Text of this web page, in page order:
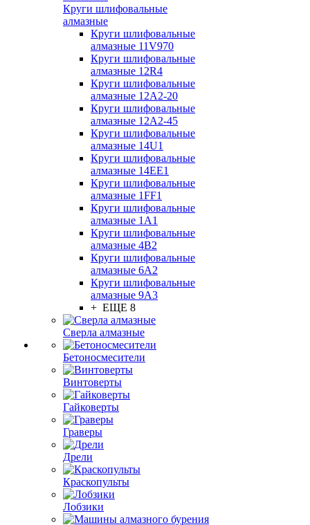
Круги шлифовальные
алмазные
Круги шлифовальные
алмазные 11V970
Круги шлифовальные
алмазные 12R4
Круги шлифовальные
алмазные 12А2-20
Круги шлифовальные
алмазные 12А2-45
Круги шлифовальные
алмазные 14U1
Круги шлифовальные
алмазные 14ЕЕ1
Круги шлифовальные
алмазные 1FF1
Круги шлифовальные
алмазные 1А1
Круги шлифовальные
алмазные 4В2
Круги шлифовальные
алмазные 6A2
Круги шлифовальные
алмазные 9А3
+ ЕЩЕ 8
Сверла алмазные
Бетоносмесители
Винтоверты
Гайковерты
Граверы
Дрели
Краскопульты
Лобзики